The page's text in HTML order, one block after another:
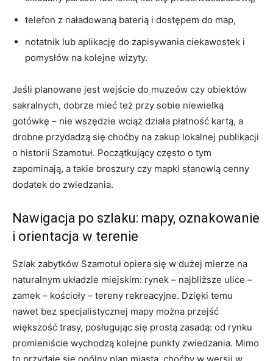
telefon z naładowaną baterią i dostępem do map,
notatnik lub aplikację do zapisywania ciekawostek i
pomysłów na kolejne wizyty.
Jeśli planowane jest wejście do muzeów czy obiektów
sakralnych, dobrze mieć też przy sobie niewielką
gotówkę – nie wszędzie wciąż działa płatność kartą, a
drobne przydadzą się choćby na zakup lokalnej publikacji
o historii Szamotuł. Początkujący często o tym
zapominają, a takie broszury czy mapki stanowią cenny
dodatek do zwiedzania.
Nawigacja po szlaku: mapy, oznakowanie
i orientacja w terenie
Szlak zabytków Szamotuł opiera się w dużej mierze na
naturalnym układzie miejskim: rynek – najbliższe ulice –
zamek – kościoły – tereny rekreacyjne. Dzięki temu
nawet bez specjalistycznej mapy można przejść
większość trasy, posługując się prostą zasadą: od rynku
promieniście wychodzą kolejne punkty zwiedzania. Mimo